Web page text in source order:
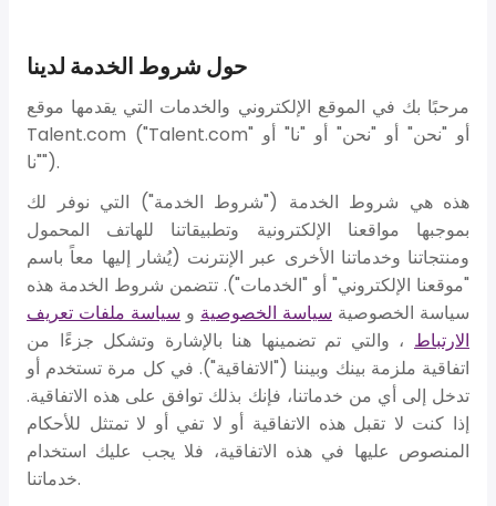
حول شروط الخدمة لدينا
مرحبًا بك في الموقع الإلكتروني والخدمات التي يقدمها موقع
Talent.com ("Talent.com" أو "نحن" أو "نحن" أو "نا" أو
"نا").
هذه هي شروط الخدمة ("شروط الخدمة") التي نوفر لك
بموجبها مواقعنا الإلكترونية وتطبيقاتنا للهاتف المحمول
ومنتجاتنا وخدماتنا الأخرى عبر الإنترنت (يُشار إليها معاً باسم
"موقعنا الإلكتروني" أو "الخدمات"). تتضمن شروط الخدمة هذه
سياسة الخصوصية سياسة الخصوصية و سياسة ملفات تعريف
الارتباط ، والتي تم تضمينها هنا بالإشارة وتشكل جزءًا من
اتفاقية ملزمة بينك وبيننا ("الاتفاقية"). في كل مرة تستخدم أو
تدخل إلى أي من خدماتنا، فإنك بذلك توافق على هذه الاتفاقية.
إذا كنت لا تقبل هذه الاتفاقية أو لا تفي أو لا تمتثل للأحكام
المنصوص عليها في هذه الاتفاقية، فلا يجب عليك استخدام
خدماتنا.